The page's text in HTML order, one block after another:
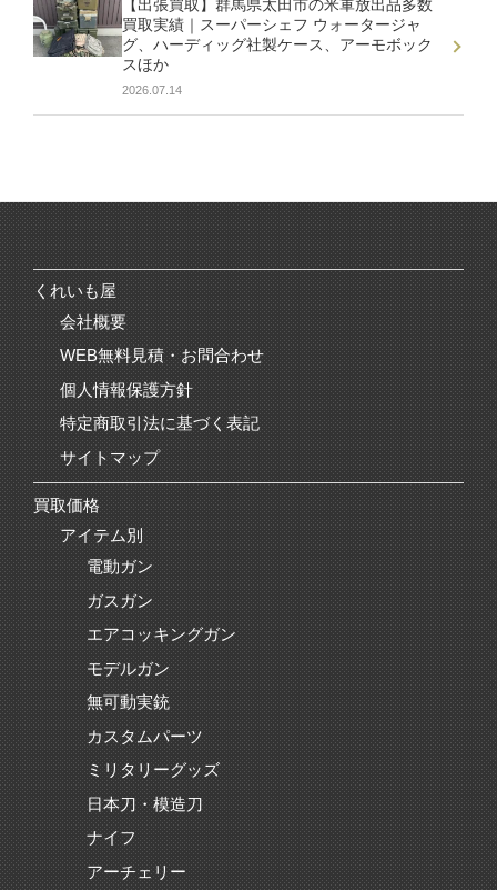
【出張買取】群馬県太田市の米軍放出品多数
買取実績｜スーパーシェフ ウォータージャ
グ、ハーディッグ社製ケース、アーモボック
スほか
2026.07.14
くれいも屋
会社概要
WEB無料見積・お問合わせ
個人情報保護方針
特定商取引法に基づく表記
サイトマップ
買取価格
アイテム別
電動ガン
ガスガン
エアコッキングガン
モデルガン
無可動実銃
カスタムパーツ
ミリタリーグッズ
日本刀・模造刀
ナイフ
アーチェリー